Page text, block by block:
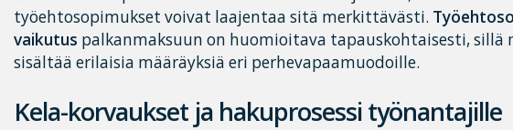
työehtosopimukset voivat laajentaa sitä merkittävästi.
vaikutus palkanmaksuun on huomioitava tapauskohtaisesti, sillä
sisältää erilaisia määräyksiä eri perhevapaamuodoille.
Kela-korvaukset ja hakuprosessi työnantajille